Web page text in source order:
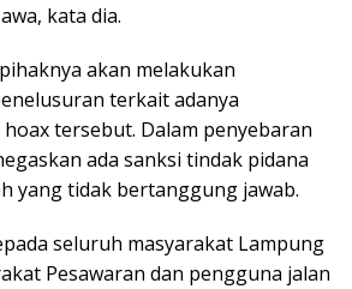
kata dia.
akan melakukan
terkait adanya
tersebut. Dalam penyebaran
ada sanksi tindak pidana
yang tidak bertanggung jawab.
seluruh masyarakat Lampung
Pesawaran dan pengguna jalan